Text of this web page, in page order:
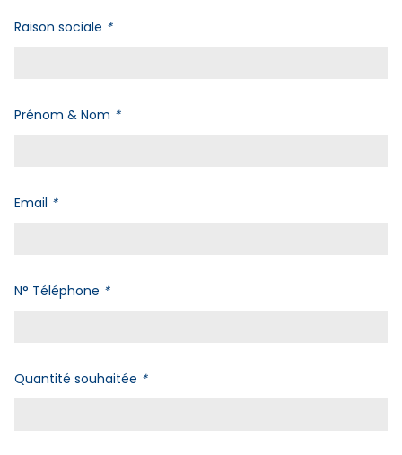
Raison sociale *
Prénom & Nom *
Email *
N° Téléphone *
Quantité souhaitée *